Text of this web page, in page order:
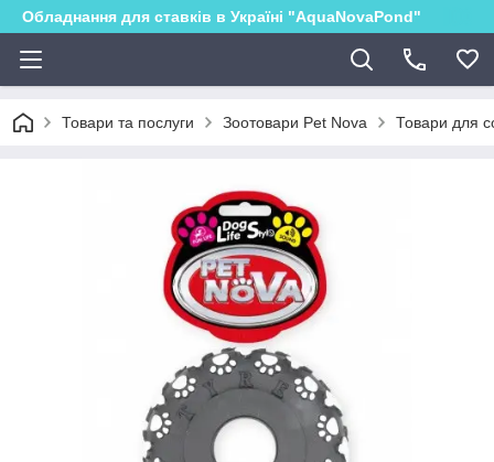
Обладнання для ставків в Україні "AquaNovaPond"
Товари та послуги Зоотовари Pet Nova Товари для